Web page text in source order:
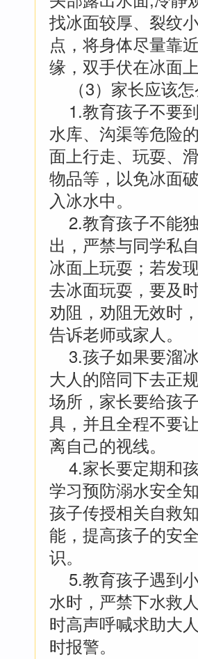
找冰面较厚、裂纹
点，将身体尽量靠
缘，双手伏在冰面上
（3）家长应该
1.教育孩子不要到
水库、沟渠等危险
面上行走、玩耍、
物品等，以免冰面
入冰水中。
2.教育孩子不能
出，严禁与同学私
冰面上玩耍；若发
去冰面玩耍，要及
劝阻，劝阻无效时
告诉老师或家人。
3.孩子如果要溜
大人的陪同下去正
场所，家长要给孩
具，并且全程不要
离自己的视线。
4.家长要定期和
学习预防溺水安全
孩子传授相关自救
能，提高孩子的安
识。
5.教育孩子遇到
水时，严禁下水救
时高声呼喊求助大
时报警。